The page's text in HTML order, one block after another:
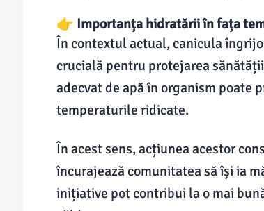
👉 Importanța hidratării în fața
În contextul actual, canicula
crucială pentru protejarea
adecvat de apă în organism poate
temperaturile ridicate.
În acest sens, acțiunea acestor
încurajează comunitatea să își ia
inițiative pot contribui la o mai